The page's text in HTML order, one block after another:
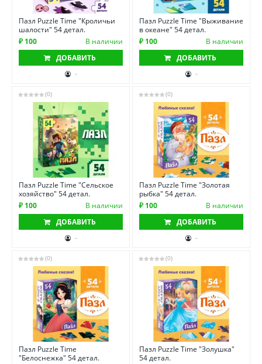
Пазл Puzzle Time "Кроличьи
шалости" 54 детал.
₽ 100
В наличии
ДОБАВИТЬ
-
Пазл Puzzle Time "Выживание
в океане" 54 детал.
₽ 100
В наличии
ДОБАВИТЬ
-
(0)
Пазл Puzzle Time "Сельское
хозяйство" 54 детал.
₽ 100
В наличии
ДОБАВИТЬ
-
(0)
Пазл Puzzle Time "Золотая
рыбка" 54 детал.
₽ 100
В наличии
ДОБАВИТЬ
-
(0)
Пазл Puzzle Time
"Белоснежка" 54 детал.
(0)
Пазл Puzzle Time "Золушка"
54 детал.